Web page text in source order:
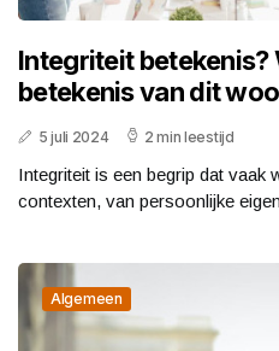
Integriteit betekenis?
betekenis van dit
5 juli 2024 2 min leestijd
Integriteit is een begrip dat vaak
contexten, van persoonlijke
Algemeen